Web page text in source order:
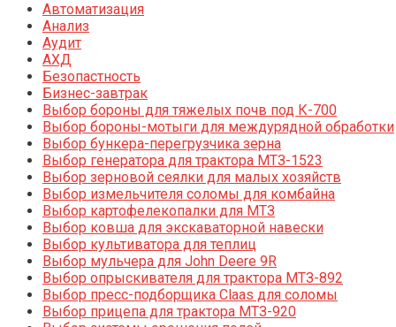
Автоматизация
Анализ
Аудит
АХД
Безопастность
Бизнес-завтрак
Выбор бороны для тяжелых почв под К-700
Выбор бороны-мотыги для междурядной обработки
Выбор бункера-перегрузчика зерна
Выбор генератора для трактора МТЗ-1523
Выбор зерновой сеялки для малых хозяйств
Выбор измельчителя соломы для комбайна
Выбор картофелекопалки для МТЗ
Выбор ковша для экскаваторной навески
Выбор культиватора для теплиц
Выбор мульчера для John Deere 9R
Выбор опрыскивателя для трактора МТЗ-892
Выбор пресс-подборщика Claas для соломы
Выбор прицепа для трактора МТЗ-920